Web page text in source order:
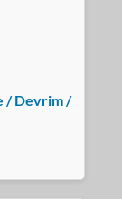
/ Devrim /